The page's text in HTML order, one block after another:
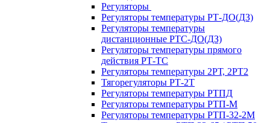
Регуляторы
Регуляторы температуры РТ-ДО(ДЗ)
Регуляторы температуры
дистанционные РТС-ДО(ДЗ)
Регуляторы температуры прямого
действия РТ-ТС
Регуляторы температуры 2РТ, 2РT2
Тягорегуляторы РТ-2Т
Регуляторы температуры РТПД
Регуляторы температуры РТП-M
Регуляторы температуры РТП-32-2М